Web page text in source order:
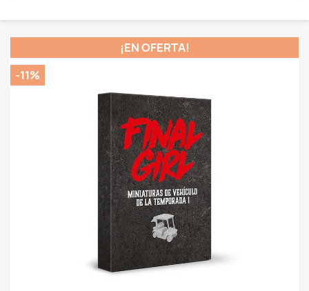
¡EN OFERTA!
-11%